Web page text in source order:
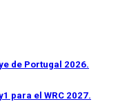
de Portugal 2026.
para el WRC 2027.